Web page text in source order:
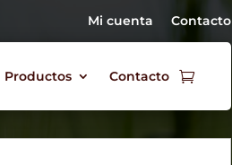
Mi cuenta Contacto
Productos Contacto